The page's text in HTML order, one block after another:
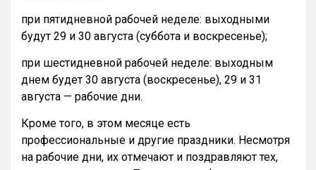
при пятидневной рабочей неделе: выходными
будут 29 и 30 августа (суббота и воскресенье);
при шестидневной рабочей неделе: выходным
днем будет 30 августа (воскресенье), 29 и 31
августа — рабочие дни.
Кроме того, в этом месяце есть
профессиональные и другие праздники. Несмотря
на рабочие дни, их отмечают и поздравляют тех,